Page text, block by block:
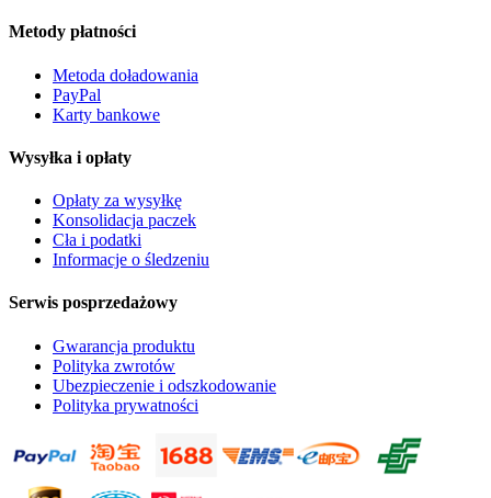
Metody płatności
Metoda doładowania
PayPal
Karty bankowe
Wysyłka i opłaty
Opłaty za wysyłkę
Konsolidacja paczek
Cła i podatki
Informacje o śledzeniu
Serwis posprzedażowy
Gwarancja produktu
Polityka zwrotów
Ubezpieczenie i odszkodowanie
Polityka prywatności